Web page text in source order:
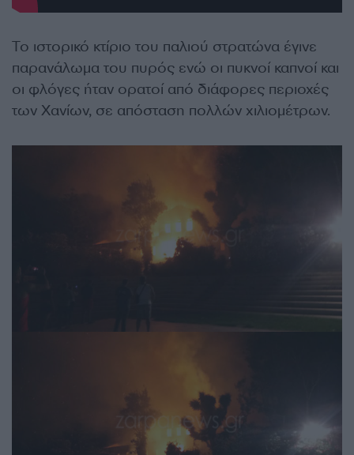
Το ιστορικό κτίριο του παλιού στρατώνα έγινε
παρανάλωμα του πυρός ενώ οι πυκνοί καπνοί και
οι φλόγες ήταν ορατοί από διάφορες περιοχές
των Χανίων, σε απόσταση πολλών χιλιομέτρων.